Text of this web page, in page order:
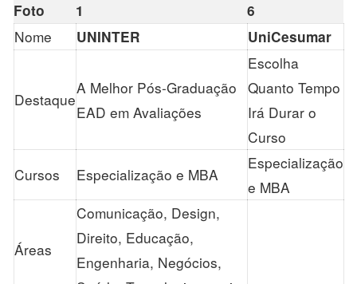
Foto 1 6
Nome UNINTER UniCesumar
Destaque
A Melhor Pós-Graduação
EAD em Avaliações
Escolha
Quanto Tempo
Irá Durar o
Curso
Cursos
Especialização e MBA
Especialização
e MBA
Áreas
Comunicação, Design,
Direito, Educação,
Engenharia, Negócios,